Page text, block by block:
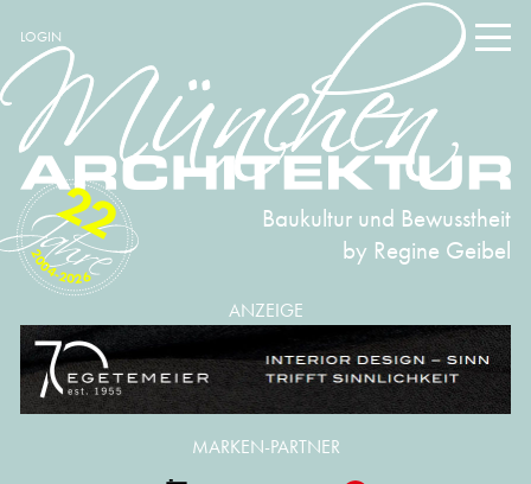
LOGIN
Baukultur und Bewusstheit
by Regine Geibel
2004-2026
22
ANZEIGE